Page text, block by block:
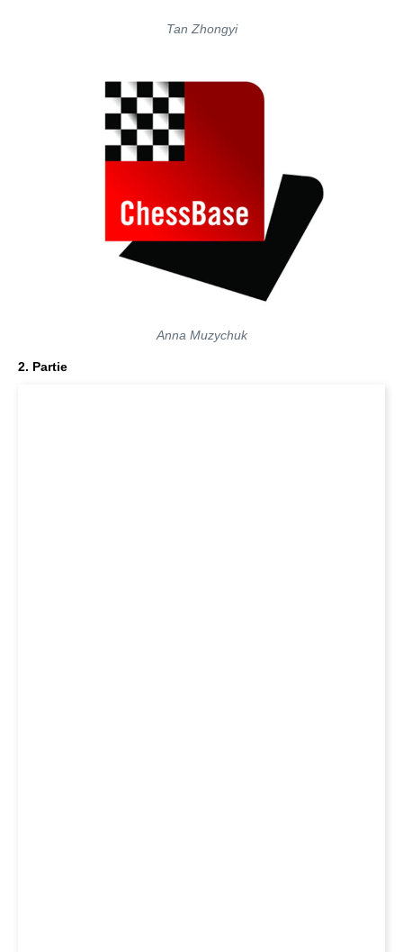
Tan Zhongyi
Anna Muzychuk
2. Partie